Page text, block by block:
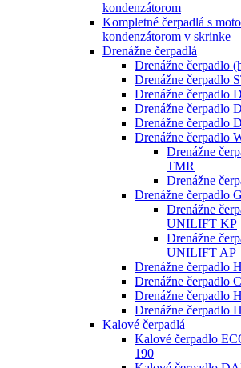
kondenzátorom
Kompletné čerpadlá s
kondenzátorom v skrinke
Drenážne čerpadlá
Drenážne čerpadlo
Drenážne čerpadlo
Drenážne čerpadlo
Drenážne čerpadlo
Drenážne čerpadlo
Drenážne čerpadlo
Drenážne
TMR
Drenážne
Drenážne čerpadlo
Drenážne
UNILIFT KP
Drenážne
UNILIFT AP
Drenážne čerpadlo
Drenážne čerpadlo
Drenážne čerpadlo
Drenážne čerpadlo
Kalové čerpadlá
Kalové čerpadlo
190